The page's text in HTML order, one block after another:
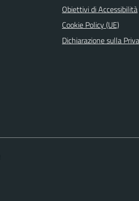
Obiettivi di Accessibilità
Cookie Policy (UE)
Dichiarazione sulla